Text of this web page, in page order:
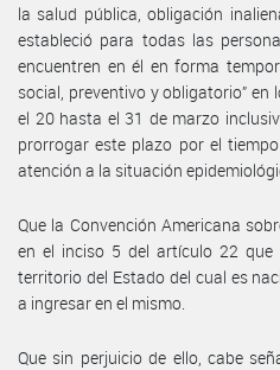
la salud pública, obligación
estableció para todas las
encuentren en él en forma
social, preventivo y obligatorio”
el 20 hasta el 31 de marzo
prorrogar este plazo por el
atención a la situación
Que la Convención Americana
en el inciso 5 del artículo 22 que
territorio del Estado del cual es
a ingresar en el mismo.
Que sin perjuicio de ello, cabe